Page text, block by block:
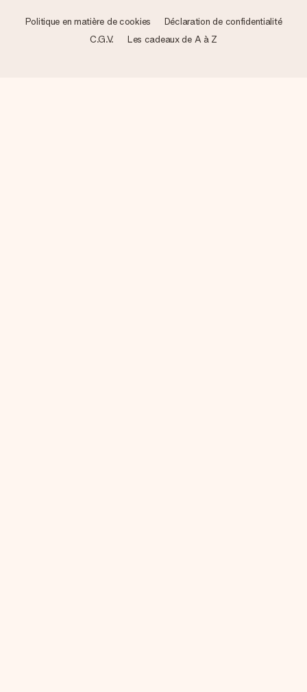
Politique en matière de cookies
Déclaration de confidentialité
C.G.V.
Les cadeaux de A à Z